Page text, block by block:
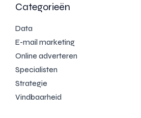
Categorieën
Data
E-mail marketing
Online adverteren
Specialisten
Strategie
Vindbaarheid